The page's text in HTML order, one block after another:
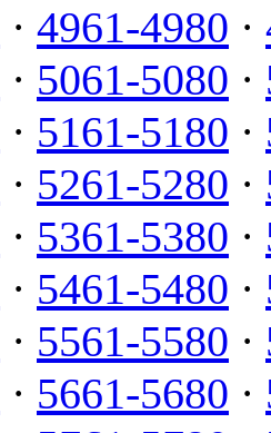
· 4961-4980 ·
· 5061-5080 ·
· 5161-5180 ·
· 5261-5280 ·
· 5361-5380 ·
· 5461-5480 ·
· 5561-5580 ·
· 5661-5680 ·